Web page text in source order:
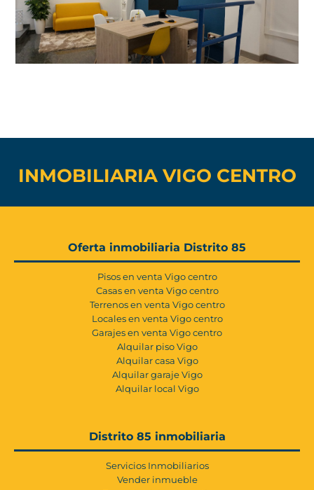
INMOBILIARIA VIGO CENTRO
Oferta inmobiliaria Distrito 85
Pisos en venta Vigo centro
Casas en venta Vigo centro
Terrenos en venta Vigo centro
Locales en venta Vigo centro
Garajes en venta Vigo centro
Alquilar piso Vigo
Alquilar casa Vigo
Alquilar garaje Vigo
Alquilar local Vigo
Distrito 85 inmobiliaria
Servicios Inmobiliarios
Vender inmueble